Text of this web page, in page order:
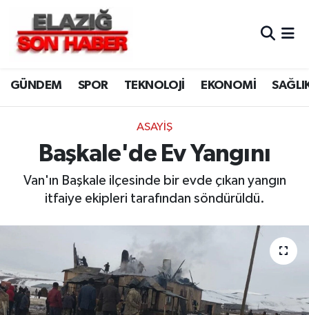
GÜNDEM SPOR TEKNOLOJİ EKONOMİ
ASAYİŞ
Başkale'de Ev Yangını
Van'ın Başkale ilçesinde bir evde çıkan yangın
itfaiye ekipleri tarafından söndürüldü.
CANLI YAYIN
ASAYİŞ
BİLİM VE TEKNOLOJİ
DÜNYA
EĞİTİM
EKONOMİ
ELAZIĞ
GENEL
Merkez Hava Durumu
Merkez Trafik Yoğunluk Haritası
Süper Lig Puan Durumu ve Fikstür
Tüm Manşetler
Son Dakika Haberleri
Haber Arşivi